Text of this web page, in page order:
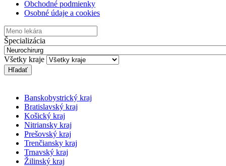
Obchodné podmienky
Osobné údaje a cookies
Špecializácia
Všetky kraje
Hľadať
Banskobystrický kraj
Bratislavský kraj
Košický kraj
Nitriansky kraj
Prešovský kraj
Trenčiansky kraj
Trnavský kraj
Žilinský kraj